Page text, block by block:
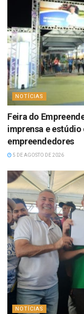
NOTÍCIAS
Feira do
imprensa e
empreendedores
5 DE AGOSTO DE 2026
NOTÍCIAS